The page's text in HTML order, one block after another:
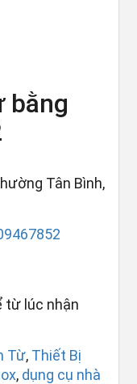
bằng
Tân Bình,
từ lúc nhận
Từ, Thiết Bị
, dụng cụ nhà